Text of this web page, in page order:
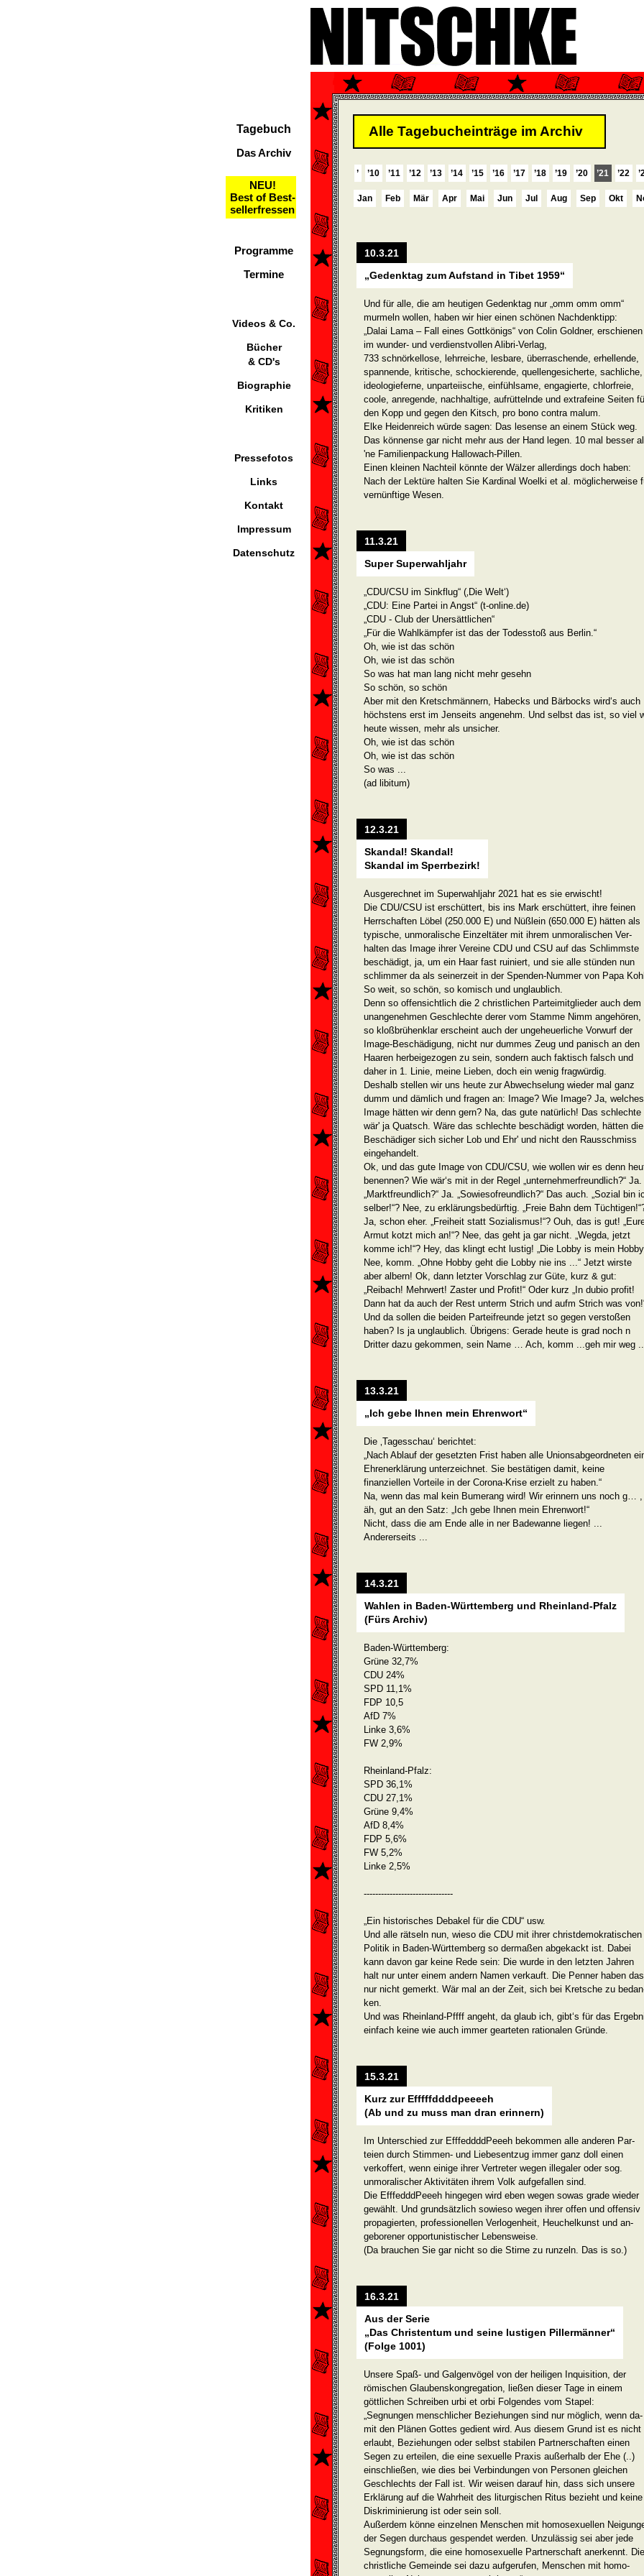
Tagebuch
Das Archiv
NEU!
Best of Best-
sellerfressen
Programme
Termine
Videos & Co.
Bücher
& CD's
Biographie
Kritiken
Pressefotos
Links
Kontakt
Impressum
Datenschutz
Alle Tagebucheinträge im Archiv
’ ’10 ’11 ’12 ’13 ’14 ’15 ’16 ’17 ’18 ’19 ’20 ’21 ’22
Jan Feb Mär Apr Mai Jun Jul Aug Sep Okt
10.3.21
„Gedenktag zum Aufstand in Tibet 1959“
Und für alle, die am heutigen Gedenktag nur „omm omm omm“
murmeln wollen, haben wir hier einen schönen Nachdenktipp:
„Dalai Lama – Fall eines Gottkönigs“ von Colin Goldner, erschienen
im wunder- und verdienstvollen Alibri-Verlag,
733 schnörkellose, lehrreiche, lesbare, überraschende, erhellende,
spannende, kritische, schockierende, quellengesicherte, sachliche,
ideologieferne, unparteiische, einfühlsame, engagierte, chlorfreie,
coole, anregende, nachhaltige, aufrüttelnde und extrafeine Seiten
den Kopp und gegen den Kitsch, pro bono contra malum.
Elke Heidenreich würde sagen: Das lesense an einem Stück weg.
Das könnense gar nicht mehr aus der Hand legen. 10 mal besser
'ne Familienpackung Hallowach-Pillen.
Einen kleinen Nachteil könnte der Wälzer allerdings doch haben:
Nach der Lektüre halten Sie Kardinal Woelki et al. möglicherweise
vernünftige Wesen.
11.3.21
Super Superwahljahr
„CDU/CSU im Sinkflug“ (‚Die Welt‘)
„CDU: Eine Partei in Angst“ (t-online.de)
„CDU - Club der Unersättlichen“
„Für die Wahlkämpfer ist das der Todesstoß aus Berlin.“
Oh, wie ist das schön
Oh, wie ist das schön
So was hat man lang nicht mehr gesehn
So schön, so schön
Aber mit den Kretschmännern, Habecks und Bärbocks wird‘s auch
höchstens erst im Jenseits angenehm. Und selbst das ist, so viel
heute wissen, mehr als unsicher.
Oh, wie ist das schön
Oh, wie ist das schön
So was ...
(ad libitum)
12.3.21
Skandal! Skandal!
Skandal im Sperrbezirk!
Ausgerechnet im Superwahljahr 2021 hat es sie erwischt!
Die CDU/CSU ist erschüttert, bis ins Mark erschüttert, ihre feinen
Herrschaften Löbel (250.000 E) und Nüßlein (650.000 E) hätten als
typische, unmoralische Einzeltäter mit ihrem unmorali­schen Ver­
halten das Image ihrer Vereine CDU und CSU auf das Schlimmste
beschädigt, ja, um ein Haar fast ruiniert, und sie alle stünden nun
schlimmer da als seinerzeit in der Spenden-Nummer von Papa
So weit, so schön, so komisch und unglaublich.
Denn so offensichtlich die 2 christlichen Parteimitglieder auch dem
unangenehmen Geschlechte derer vom Stamme Nimm angehören,
so kloßbrühenklar erscheint auch der ungeheuerliche Vorwurf der
Image-Beschädi­gung, nicht nur dummes Zeug und panisch an den
Haaren herbeige­zogen zu sein, sondern auch faktisch falsch und
daher in 1. Linie, meine Lieben, doch ein wenig fragwürdig.
Deshalb stellen wir uns heute zur Abwechselung wieder mal ganz
dumm und dämlich und fragen an: Image? Wie Image? Ja, welches
Image hätten wir denn gern? Na, das gute natürlich! Das schlechte
wär' ja Quatsch. Wäre das schlechte beschädigt worden, hätten die
Beschädiger sich sicher Lob und Ehr' und nicht den Rausschmiss
eingehandelt.
Ok, und das gute Image von CDU/CSU, wie wollen wir es denn
benennen? Wie wär‘s mit in der Regel „unternehmerfreundlich?“ Ja.
„Markt­freundlich?“ Ja. „Sowiesofreundlich?“ Das auch. „Sozial bin
sel­ber!“? Nee, zu erklärungsbedürftig. „Freie Bahn dem
Ja, schon eher. „Freiheit statt Sozialismus!“? Ouh, das is gut!
Armut kotzt mich an!“? Nee, das geht ja gar nicht. „Wegda, jetzt
komme ich!“? Hey, das klingt echt lustig! „Die Lobby is mein
Nee, komm. „Ohne Hobby geht die Lobby nie ins ...“ Jetzt wirste
aber albern! Ok, dann letzter Vorschlag zur Güte, kurz & gut:
„Reibach! Mehrwert! Zaster und Profit!“ Oder kurz „In dubio profit!
Dann hat da auch der Rest unterm Strich und aufm Strich was
Und da sollen die beiden Parteifreunde jetzt so gegen versto­ßen
haben? Is ja unglaublich. Übrigens: Gerade heute is grad noch n
Dritter dazu gekommen, sein Name … Ach, komm ...geh mir weg
13.3.21
„Ich gebe Ihnen mein Ehrenwort“
Die ‚Tagesschau‘ berichtet:
„Nach Ablauf der gesetzten Frist haben alle Unionsabgeordneten
Ehrenerklärung unterzeichnet. Sie bestätigen damit, keine
finanziellen Vorteile in der Corona-Krise erzielt zu haben.“
Na, wenn das mal kein Bumerang wird! Wir erinnern uns noch g… ,
äh, gut an den Satz: „Ich gebe Ihnen mein Ehrenwort!“
Nicht, dass die am Ende alle in ner Badewanne liegen! ...
Andererseits ...
14.3.21
Wahlen in Baden-Württemberg und Rheinland-Pfalz
(Fürs Archiv)
Baden-Württemberg:
Grüne 32,7%
CDU 24%
SPD 11,1%
FDP 10,5
AfD 7%
Linke 3,6%
FW 2,9%
Rheinland-Pfalz:
SPD 36,1%
CDU 27,1%
Grüne 9,4%
AfD 8,4%
FDP 5,6%
FW 5,2%
Linke 2,5%
-------------------------------
„Ein historisches Debakel für die CDU“ usw.
Und alle rätseln nun, wieso die CDU mit ihrer christdemokratischen
Politik in Baden-Württemberg so dermaßen abgekackt ist. Dabei
kann davon gar keine Rede sein: Die wurde in den letzten Jahren
halt nur unter einem andern Namen verkauft. Die Penner haben das
nur nicht gemerkt. Wär mal an der Zeit, sich bei Kretsche zu
ken.
Und was Rheinland-Pffff angeht, da glaub ich, gibt‘s für das
einfach keine wie auch immer gearteten rationalen Gründe.
15.3.21
Kurz zur Efffffddddpeeeeh
(Ab und zu muss man dran erinnern)
Im Unterschied zur EfffeddddPeeeh bekommen alle anderen Par­
teien durch Stimmen- und Liebesentzug immer ganz doll einen
verkoffert, wenn einige ihrer Vertreter wegen illegaler oder sog.
unmoralischer Aktivitäten ihrem Volk aufgefallen sind.
Die EfffedddPeeeh hingegen wird eben wegen sowas grade wieder
gewählt. Und grundsätzlich sowieso wegen ihrer offen und offensiv
propagierten, professionellen Verlogenheit, Heuchelkunst und an­
geborener opportunistischer Lebensweise.
(Da brauchen Sie gar nicht so die Stirne zu runzeln. Das is so.)
16.3.21
Aus der Serie
„Das Christentum und seine lustigen Pillermänner“
(Folge 1001)
Unsere Spaß- und Galgenvögel von der heiligen Inquisition, der
römischen Glaubenskongregation, ließen dieser Tage in einem
göttlichen Schreiben urbi et orbi Folgendes vom Stapel:
„Segnungen menschlicher Beziehungen sind nur möglich, wenn da­
mit den Plänen Gottes gedient wird. Aus diesem Grund ist es nicht
erlaubt, Beziehungen oder selbst stabilen Partnerschaften einen
Segen zu erteilen, die eine sexuelle Praxis außerhalb der Ehe (..)
einschließen, wie dies bei Verbindungen von Personen gleichen
Geschlechts der Fall ist. Wir weisen darauf hin, dass sich unsere
Erklärung auf die Wahrheit des liturgischen Ritus bezieht und keine
Diskriminierung ist oder sein soll.
Außerdem könne einzelnen Menschen mit homosexuellen
der Segen durchaus gespendet werden. Unzulässig sei aber jede
Segnungsform, die eine homosexuelle Partnerschaft anerkennt. Die
christliche Gemeinde sei dazu aufgerufen, Menschen mit homo­